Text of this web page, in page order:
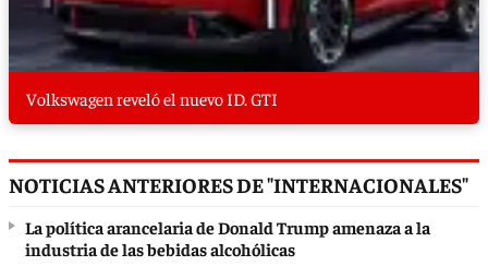
Volkswagen reveló el nuevo ID. GTI
NOTICIAS ANTERIORES DE "INTERNACIONALES"
La política arancelaria de Donald Trump amenaza a la
industria de las bebidas alcohólicas